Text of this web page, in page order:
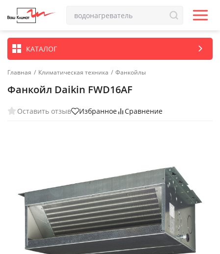
КАТАЛОГ
Главная / Климатическая техника / Фанкойлы
Фанкойл Daikin FWD16AF
Оставить отзыв Избранное Сравнение